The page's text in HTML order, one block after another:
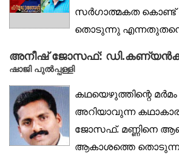
സർഗാത്മകത കൊണ്ട്
തൊടുന്നു
അനീഷ് ജോസഫ്:
ഷാജി പുൽപ്പള്ളി
കഥയെഴുത്തിന്റെ
അറിയാവുന്ന
ജോസഫ്. മണ്ണിനെ
ആകാശത്തെ